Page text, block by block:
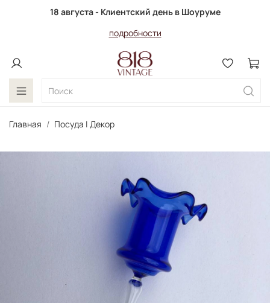
18 августа - Клиентский день в Шоуруме
подробности
Главная Посуда | Декор